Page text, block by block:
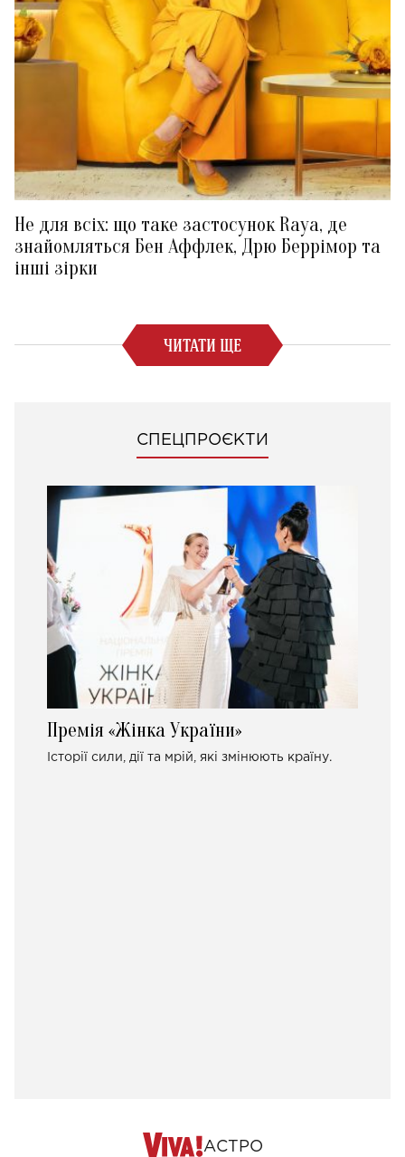
Не для всіх: що таке застосунок Raya, де
знайомляться Бен Аффлек, Дрю Беррімор та
інші зірки
ЧИТАТИ ЩЕ
СПЕЦПРОЄКТИ
Премія «Жінка України»
Історії сили, дії та мрій, які змінюють країну.
АСТРО